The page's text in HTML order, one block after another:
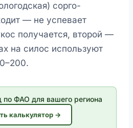
сорго-
— не успевает
получается, второй —
на силос используют
по ФАО для вашего региона
калькулятор →